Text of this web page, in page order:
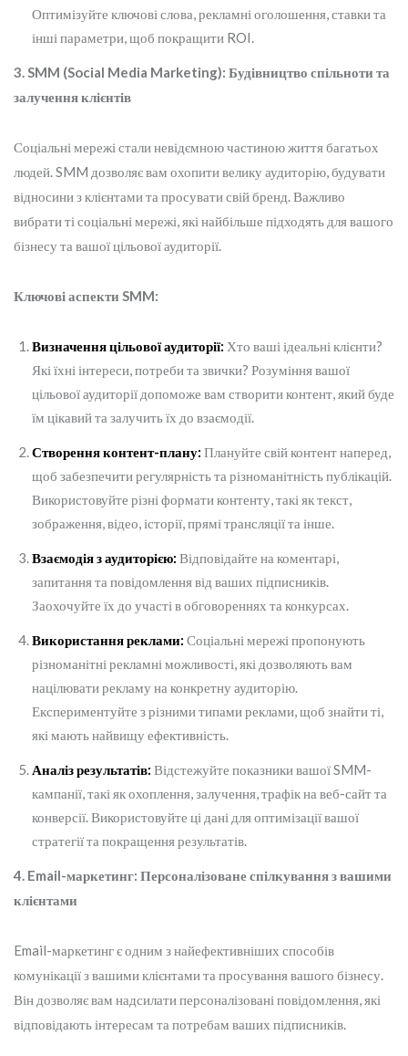
Оптимізуйте ключові слова, рекламні оголошення, ставки та
інші параметри, щоб покращити ROI.
3. SMM (Social Media Marketing): Будівництво спільноти та
залучення клієнтів
Соціальні мережі стали невідємною частиною життя багатьох
людей. SMM дозволяє вам охопити велику аудиторію, будувати
відносини з клієнтами та просувати свій бренд. Важливо
вибрати ті соціальні мережі, які найбільше підходять для вашого
бізнесу та вашої цільової аудиторії.
Ключові аспекти SMM:
Визначення цільової аудиторії: Хто ваші ідеальні клієнти?
Які їхні інтереси, потреби та звички? Розуміння вашої
цільової аудиторії допоможе вам створити контент, який буде
їм цікавий та залучить їх до взаємодії.
Створення контент-плану: Плануйте свій контент наперед,
щоб забезпечити регулярність та різноманітність публікацій.
Використовуйте різні формати контенту, такі як текст,
зображення, відео, історії, прямі трансляції та інше.
Взаємодія з аудиторією: Відповідайте на коментарі,
запитання та повідомлення від ваших підписників.
Заохочуйте їх до участі в обговореннях та конкурсах.
Використання реклами: Соціальні мережі пропонують
різноманітні рекламні можливості, які дозволяють вам
націлювати рекламу на конкретну аудиторію.
Експериментуйте з різними типами реклами, щоб знайти ті,
які мають найвищу ефективність.
Аналіз результатів: Відстежуйте показники вашої SMM-
кампанії, такі як охоплення, залучення, трафік на веб-сайт та
конверсії. Використовуйте ці дані для оптимізації вашої
стратегії та покращення результатів.
4. Email-маркетинг: Персоналізоване спілкування з вашими
клієнтами
Email-маркетинг є одним з найефективніших способів
комунікації з вашими клієнтами та просування вашого бізнесу.
Він дозволяє вам надсилати персоналізовані повідомлення, які
відповідають інтересам та потребам ваших підписників.